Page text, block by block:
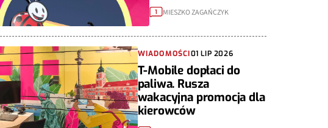
1 MIESZKO ZAGAŃCZYK
WIADOMOŚCI01 LIP 2026
T-Mobile dopłaci do
paliwa. Rusza
wakacyjna promocja dla
kierowców